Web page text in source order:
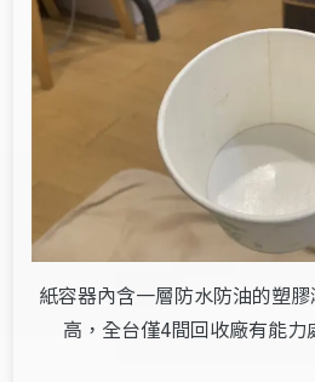
紙容器內含一層防水防油的塑
高，全台僅4間回收廠有能